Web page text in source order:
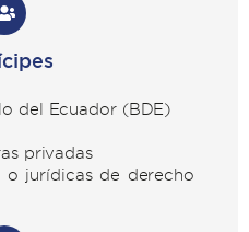
del Ecuador (BDE)
privadas
o jurídicas de derecho